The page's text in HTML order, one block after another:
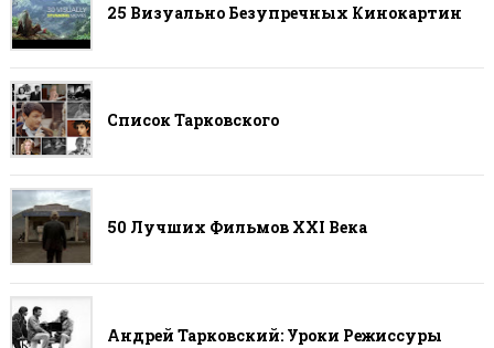
25 Визуально Безупречных Кинокартин
Список Тарковского
50 Лучших Фильмов ХХI Века
Андрей Тарковский: Уроки Режиссуры